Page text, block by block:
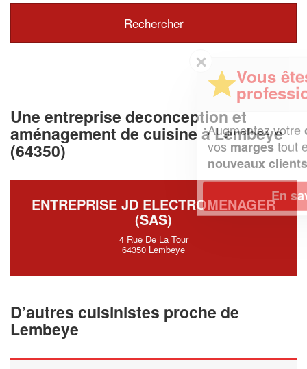
Une entreprise deconception et
aménagement de cuisine à Lembeye
(64350)
ENTREPRISE JD ELECTROMENAGER
(SAS)
4 Rue De La Tour
64350 Lembeye
D’autres cuisinistes proche de
Lembeye
Vous êtes un
professionnel ?
Augmentez votrechiffre d'affaireset
vos
tout en gagnant de
En savoir plus